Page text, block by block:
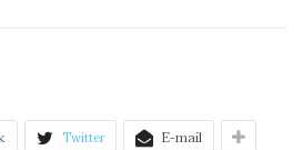
Twitter E-mail